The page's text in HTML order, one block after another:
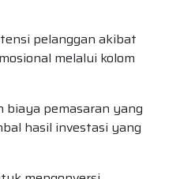
pelanggan akibat
melalui kolom
biaya pemasaran yang
hasil investasi yang